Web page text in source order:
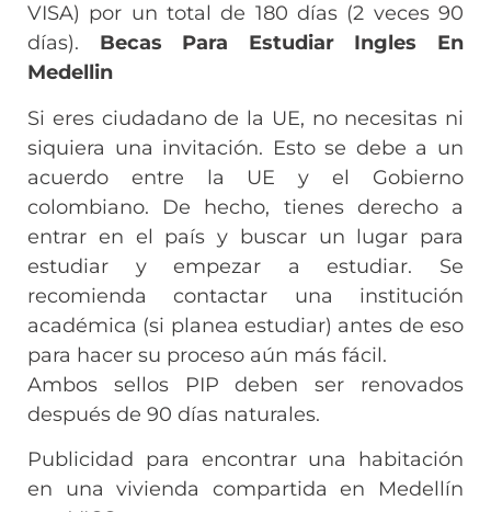
VISA) por un total de 180 días (2 veces 90
días). Becas Para Estudiar Ingles En
Medellin
Si eres ciudadano de la UE, no necesitas ni
siquiera una invitación. Esto se debe a un
acuerdo entre la UE y el Gobierno
colombiano. De hecho, tienes derecho a
entrar en el país y buscar un lugar para
estudiar y empezar a estudiar. Se
recomienda contactar una institución
académica (si planea estudiar) antes de eso
para hacer su proceso aún más fácil.
Ambos sellos PIP deben ser renovados
después de 90 días naturales.
Publicidad para encontrar una habitación
en una vivienda compartida en Medellín